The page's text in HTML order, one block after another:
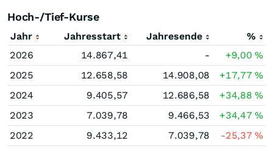
Hoch-/Tief-Kurse
Jahr Jahresstart Jahresende
%
2026
14.867,41 - +9,00%
2025
12.658,58 14.908,08 +17,77%
2024
9.405,57 12.686,58 +34,88%
2023
7.039,78 9.466,53 +34,47%
2022
9.433,12 7.039,78 -25,37%